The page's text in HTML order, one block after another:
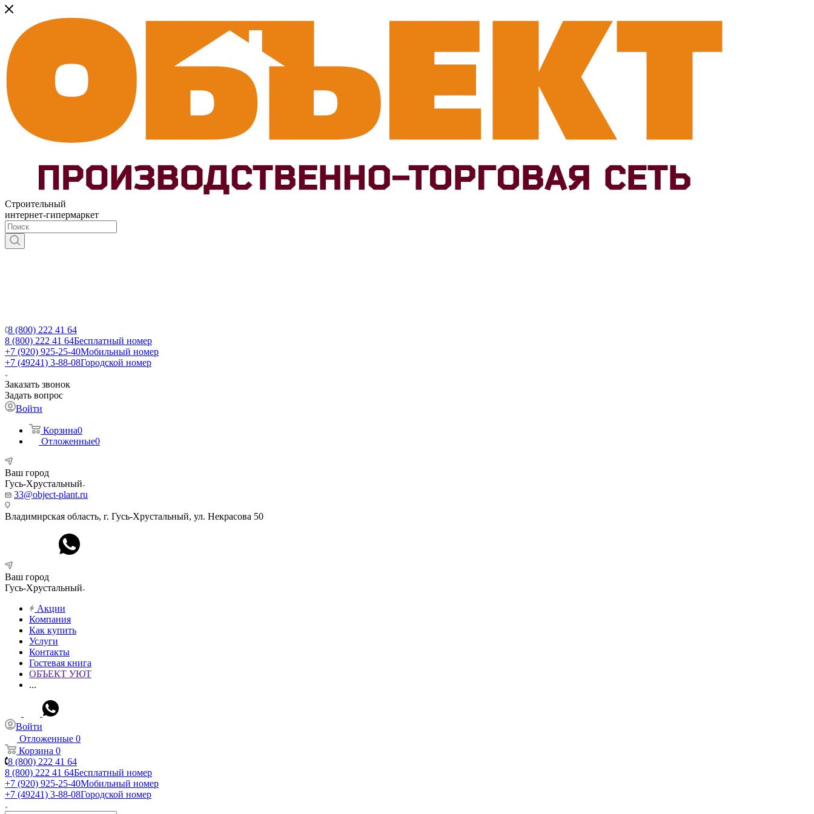
Строительный
интернет-гипермаркет
8 (800) 222 41 64
8 (800) 222 41 64Бесплатный номер
+7 (920) 925-25-40Мобильный номер
+7 (49241) 3-88-08Городской номер
Заказать звонок
Задать вопрос
Войти
Корзина0
Отложенные0
Ваш город
Гусь-Хрустальный
33@object-plant.ru
Владимирская область, г. Гусь-Хрустальный, ул. Некрасова 50
Ваш город
Гусь-Хрустальный
Акции
Компания
Как купить
Услуги
Контакты
Гостевая книга
ОБЪЕКТ УЮТ
...
Войти
Отложенные 0
Корзина 0
8 (800) 222 41 64
8 (800) 222 41 64Бесплатный номер
+7 (920) 925-25-40Мобильный номер
+7 (49241) 3-88-08Городской номер